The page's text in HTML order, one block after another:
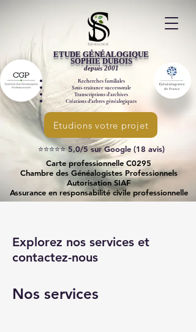
ETUDE GÉNÉALOGIQUE
SOPHIE DUBOIS
​depuis 2001
Recherches familiales
Sous-traitance successorale
Transcriptions d'archives
Créations d'arbres généalogiques
Etudions votre projet
⭐⭐⭐⭐⭐ 5,0/5 sur Google (18 avis)
Carte professionnelle C0295
Chambre des Généalogistes Professionnels
Autorisation SIAF
Assurance en responsabilité civile professionnelle
Explorez nos services et
contactez-nous
Nos services